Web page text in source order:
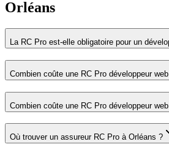
Orléans
La RC Pro est-elle obligatoire pour un
Combien coûte une RC Pro développeur
Combien coûte une RC Pro développeur
Où trouver un assureur RC Pro à Orléans ?